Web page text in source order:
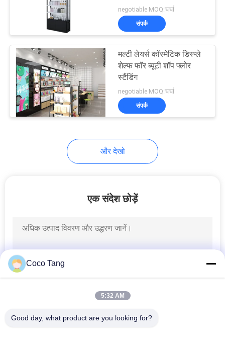
डिजाइन
negotiable MOQ:चर्चा
संपर्क
मल्टी लेयर्स कॉस्मेटिक डिस्प्ले
शेल्फ फॉर ब्यूटी शॉप फ्लोर
स्टैंडिंग
negotiable MOQ:चर्चा
संपर्क
और देखो
एक संदेश छोड़ें
Coco Tang
5:32 AM
Good day, what product are you looking for?